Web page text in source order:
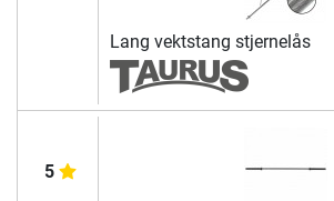
Lang vektstang stjernelås
5